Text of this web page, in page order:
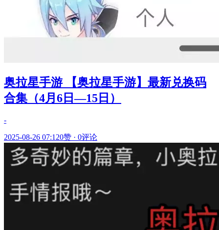
奥拉星手游 【奥拉星手游】最新兑换码
合集（4月6日—15日）
-
2025-08-26 07:120赞 · 0评论